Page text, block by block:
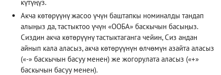
күтүңүз.
Акча көтөрүүнү жасоо үчүн баштапкы номиналды тандап
алыңыз да, тастыктоо үчүн «ООБА» баскычын басыңыз.
Сиздин акча көтөрүүнү тастыктаганга чейин, Сиз андан
айнып кала аласыз, акча көтөрүүнүн өлчөмүн азайта аласыз
(«-» баскычын басуу менен) же жогорулата аласыз («+»
баскычын басуу менен).